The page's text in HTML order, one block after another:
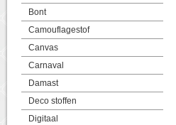
Bont
Camouflagestof
Canvas
Carnaval
Damast
Deco stoffen
Digitaal